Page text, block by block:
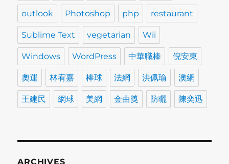
outlook Photoshop php restaurant
Sublime Text vegetarian Wii
Windows WordPress 中華職棒 倪安東
奧運 林宥嘉 棒球 法網 洪佩瑜 澳網
王建民 網球 美網 金曲獎 防曬 陳奕迅
ARCHIVES